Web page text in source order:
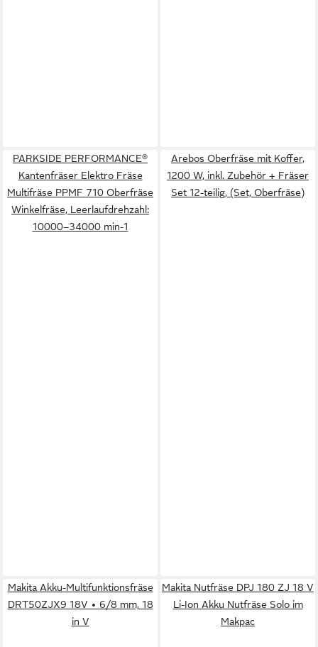
PARKSIDE PERFORMANCE®
Kantenfräser Elektro Fräse
Multifräse PPMF 710 Oberfräse
Winkelfräse, Leerlaufdrehzahl:
10000–34000 min-1
Arebos Oberfräse mit Koffer,
1200 W, inkl. Zubehör + Fräser
Set 12-teilig, (Set, Oberfräse)
Makita Akku-Multifunktionsfräse
DRT50ZJX9 18V • 6/8 mm, 18
in V
Makita Nutfräse DPJ 180 ZJ 18 V
Li-Ion Akku Nutfräse Solo im
Makpac